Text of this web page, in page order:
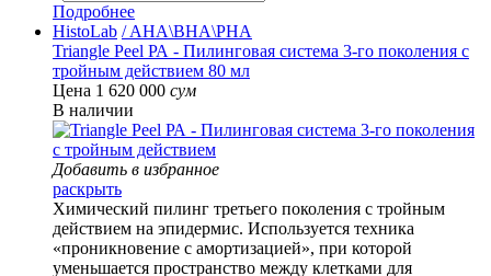
Подробнее
HistoLab / AHA\BHA\PHA
Triangle Peel РА - Пилинговая система 3-го поколения с
тройным действием 80 мл
Цена 1 620 000 сум
В наличии
Добавить в избранное
раскрыть
Химический пилинг третьего поколения с тройным
действием на эпидермис. Используется техника
«проникновение с амортизацией», при которой
уменьшается пространство между клетками для